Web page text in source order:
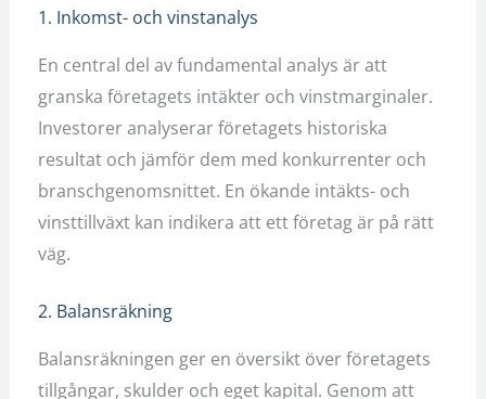
1. Inkomst- och vinstanalys
En central del av fundamental analys är att
granska företagets intäkter och vinstmarginaler.
Investorer analyserar företagets historiska
resultat och jämför dem med konkurrenter och
branschgenomsnittet. En ökande intäkts- och
vinsttillväxt kan indikera att ett företag är på rätt
väg.
2. Balansräkning
Balansräkningen ger en översikt över företagets
tillgångar, skulder och eget kapital. Genom att